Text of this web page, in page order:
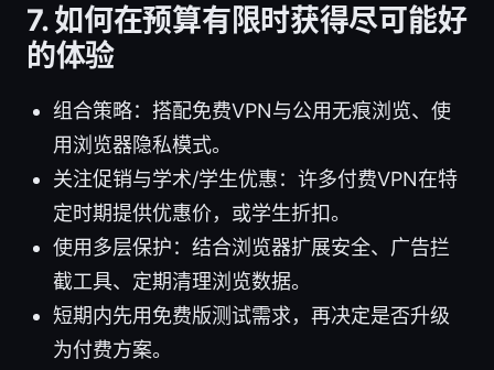
7. 如何在预算有限时获得尽可能好
的体验
组合策略：搭配免费VPN与公用无痕浏览、使
用浏览器隐私模式。
关注促销与学术/学生优惠：许多付费VPN在特
定时期提供优惠价，或学生折扣。
使用多层保护：结合浏览器扩展安全、广告拦
截工具、定期清理浏览数据。
短期内先用免费版测试需求，再决定是否升级
为付费方案。